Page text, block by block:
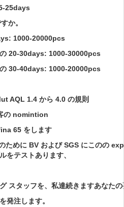
25days
か。
1000-20000pcs
20-30days: 1000-30000pcs
30-40days: 1000-20000pcs
AQL 1.4 から 4.0 の規則
の nomintion
65 をします
ために BV および SGS にこのの
をテストあります、
スタッフを、私達続きますあなた
発注します。